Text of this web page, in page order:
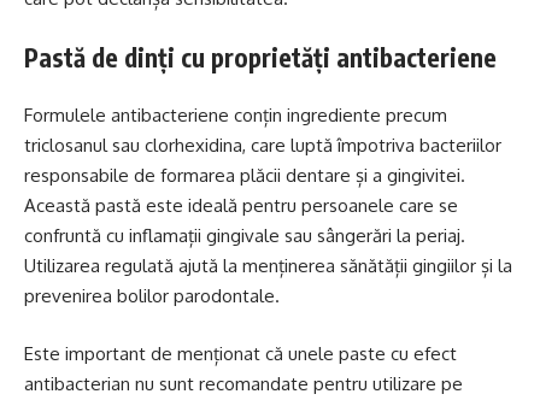
Pastă de dinți cu proprietăți antibacteriene
Formulele antibacteriene conțin ingrediente precum
triclosanul sau clorhexidina, care luptă împotriva bacteriilor
responsabile de formarea plăcii dentare și a gingivitei.
Această pastă este ideală pentru persoanele care se
confruntă cu inflamații gingivale sau sângerări la periaj.
Utilizarea regulată ajută la menținerea sănătății gingiilor și la
prevenirea bolilor parodontale.
Este important de menționat că unele paste cu efect
antibacterian nu sunt recomandate pentru utilizare pe